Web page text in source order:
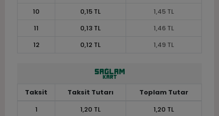
10
0,15 TL
1,45 TL
11
0,13 TL
1,46 TL
12
0,12 TL 1,49 TL
Taksit Taksit Tutarı
Toplam Tutar
1
1,20 TL
1,20 TL